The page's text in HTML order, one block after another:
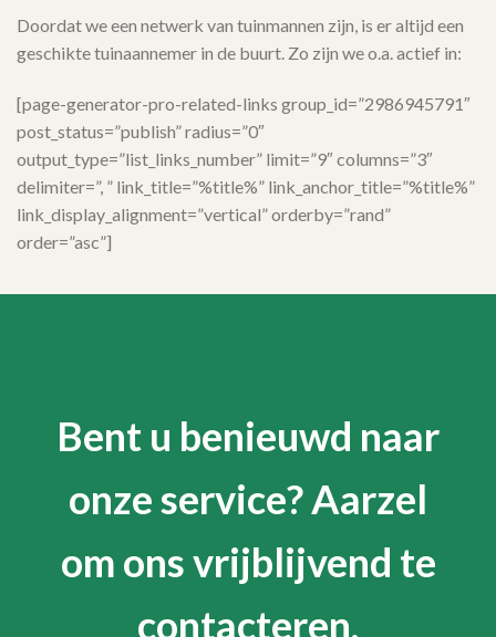
Doordat we een netwerk van tuinmannen zijn, is er altijd een
geschikte tuinaannemer in de buurt. Zo zijn we o.a. actief in:
[page-generator-pro-related-links group_id=”2986945791″
post_status=”publish” radius=”0″
output_type=”list_links_number” limit=”9″ columns=”3″
delimiter=”, ” link_title=”%title%” link_anchor_title=”%title%”
link_display_alignment=”vertical” orderby=”rand”
order=”asc”]
Bent u benieuwd naar
onze service? Aarzel
om ons vrijblijvend te
contacteren.